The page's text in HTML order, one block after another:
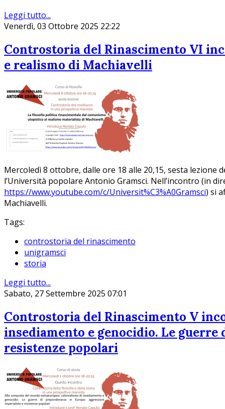
Leggi tutto...
Venerdì, 03 Ottobre 2025 22:22
Controstoria del Rinascimento VI
e realismo di Machiavelli
Mercoledì 8 ottobre, dalle ore 18 alle 20,15, sesta lezione
l’Università popolare Antonio Gramsci. Nell’incontro (in
https://www.youtube.com/c/Universit%C3%A0Gramsci) si
Machiavelli.
Tags:
controstoria del rinascimento
unigramsci
storia
Leggi tutto...
Sabato, 27 Settembre 2025 07:01
Controstoria del Rinascimento V
insediamento e genocidio. Le
resistenze popolari